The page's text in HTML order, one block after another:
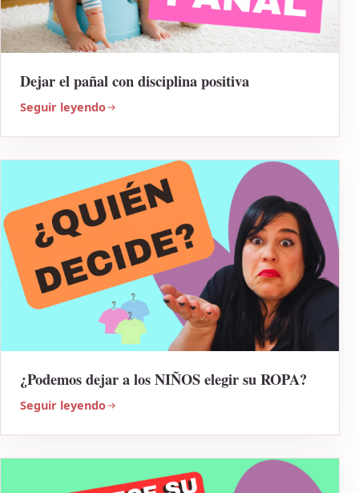
Dejar el pañal con disciplina positiva
Seguir leyendo
¿Podemos dejar a los NIÑOS elegir su ROPA?
Seguir leyendo